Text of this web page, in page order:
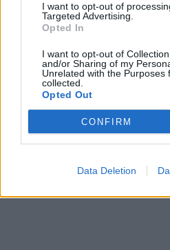
I want to opt-out of
Targeted Advertising.
Opted In
I want to opt-out of
and/or Sharing of my
Unrelated with the Purposes
collected.
Opted Out
CONFIRM
Data Deletion
Większość planowanej sieci
udostępniona kierowcom. Do
podanego w rządowych
kilometrów. Generalna Dyrekcja
planuje domknięcie brakujących
najbardziej zatłoczonych tras o
Agnieszka Waś-Turecka